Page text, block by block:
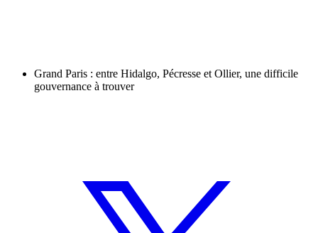
Grand Paris : entre Hidalgo, Pécresse et Ollier, une difficile
gouvernance à trouver